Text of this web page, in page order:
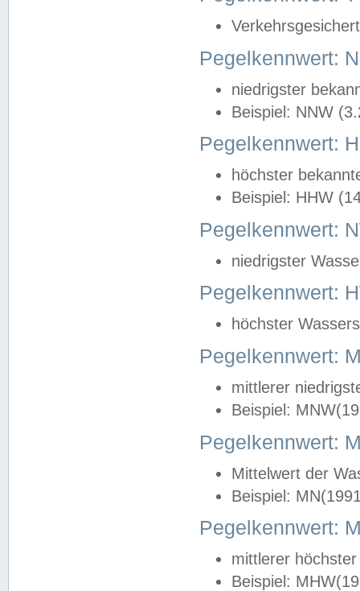
Pegelkennwert:
niedrigster
Beispiel: NNW
Pegelkennwert:
höchster
Beispiel: HHW
Pegelkennwert:
niedrigster
Pegelkennwert:
höchster
Pegelkennwert:
mittlerer
Beispiel:
Pegelkennwert:
Mittelwert der
Beispiel:
Pegelkennwert:
mittlerer
Beispiel: